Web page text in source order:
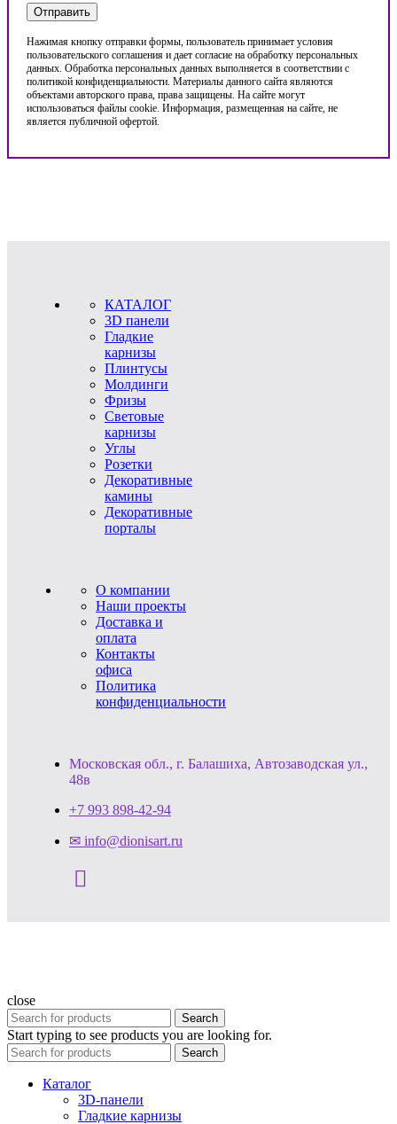
Нажимая кнопку отправки формы, пользователь принимает условия
пользовательского соглашения и дает согласие на обработку персональных
данных. Обработка персональных данных выполняется в соответствии с
политикой конфиденциальности. Материалы данного сайта являются
объектами авторского права, права защищены. На сайте могут
использоваться файлы cookie. Информация, размещенная на сайте, не
является публичной офертой.
КАТАЛОГ
3D панели
Гладкие
карнизы
Плинтусы
Молдинги
Фризы
Световые
карнизы
Углы
Розетки
Декоративные
камины
Декоративные
порталы
О компании
Наши проекты
Доставка и
оплата
Контакты
офиса
Политика
конфиденциальности
Московская обл., г. Балашиха, Автозаводская ул.,
48в
+7 993 898-42-94
✉ info@dionisart.ru
close
Search
Start typing to see products you are looking for.
Search
Каталог
3D-панели
Гладкие карнизы